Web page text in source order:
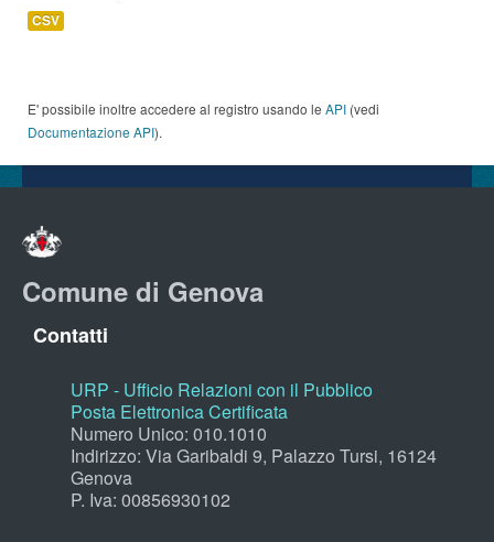
CSV
E' possibile inoltre accedere al registro usando le API (vedi
Documentazione API).
Comune di Genova
Contatti
URP - Ufficio Relazioni con il Pubblico
Posta Elettronica Certificata
Numero Unico: 010.1010
Indirizzo: Via Garibaldi 9, Palazzo Tursi, 16124
Genova
P. Iva: 00856930102